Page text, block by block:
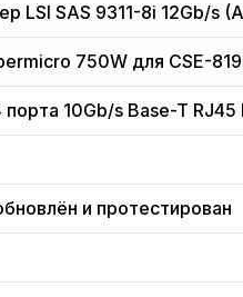
LSI SAS 9311-8i 12Gb/s
750W для CSE-
порта 10Gb/s Base-T
и протестирован